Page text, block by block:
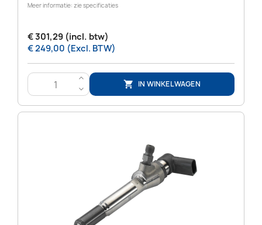
Meer informatie: zie specificaties
€ 301,29 (incl. btw)
€ 249,00 (Excl. BTW)
>
<
 IN WINKELWAGEN